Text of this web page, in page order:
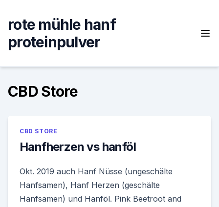
content
rote mühle hanf
proteinpulver
CBD Store
CBD STORE
Hanfherzen vs hanföl
Okt. 2019 auch Hanf Nüsse (ungeschälte
Hanfsamen), Hanf Herzen (geschälte
Hanfsamen) und Hanföl. Pink Beetroot and